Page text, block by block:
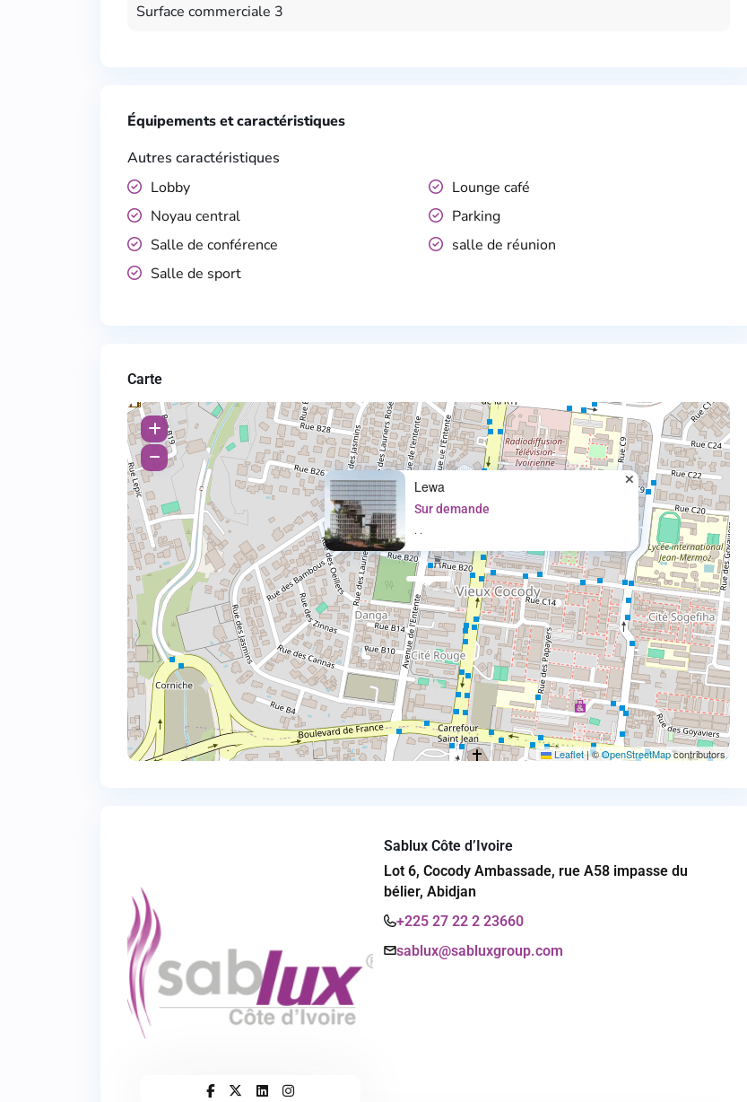
Surface commerciale 3
Équipements et caractéristiques
Autres caractéristiques
Lobby
Lounge café
Noyau central
Parking
Salle de conférence
salle de réunion
Salle de sport
Carte
Lewa
Sur demande
· ·
Leaflet |©OpenStreetMapcontributors
Sablux Côte d’Ivoire
Lot 6, Cocody Ambassade, rue A58 impasse du
bélier, Abidjan
+225 27 22 2 23660
sablux@sabluxgroup.com